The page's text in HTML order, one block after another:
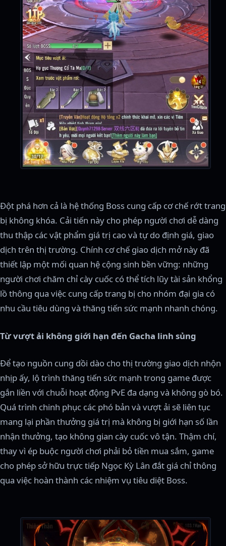
Đột phá hơn cả là hệ thống Boss cung cấp cơ chế rớt trang
bị không khóa. Cải tiến này cho phép người chơi dễ dàng
thu thập các vật phẩm giá trị cao và tự do định giá, giao
dịch trên thị trường. Chính cơ chế giao dịch mở này đã
thiết lập một mối quan hệ cộng sinh bền vững: những
người chơi chăm chỉ cày cuốc có thể tích lũy tài sản khổng
lồ thông qua việc cung cấp trang bị cho nhóm đại gia có
nhu cầu tiêu dùng và thăng tiến sức mạnh nhanh chóng.
Từ vượt ải không giới hạn đến Gacha linh sủng
Để tạo nguồn cung dồi dào cho thị trường giao dịch nhộn
nhịp ấy, lộ trình thăng tiến sức mạnh trong game được
gắn liền với chuỗi hoạt động PvE đa dạng và không gò bó.
Quá trình chinh phục các phó bản và vượt ải sẽ liên tục
mang lại phần thưởng giá trị mà không bị giới hạn số lần
nhận thưởng, tạo không gian cày cuốc vô tận. Thậm chí,
thay vì ép buộc người chơi phải bỏ tiền mua sắm, game
cho phép sở hữu trực tiếp Ngọc Kỳ Lân đắt giá chỉ thông
qua việc hoàn thành các nhiệm vụ tiêu diệt Boss.